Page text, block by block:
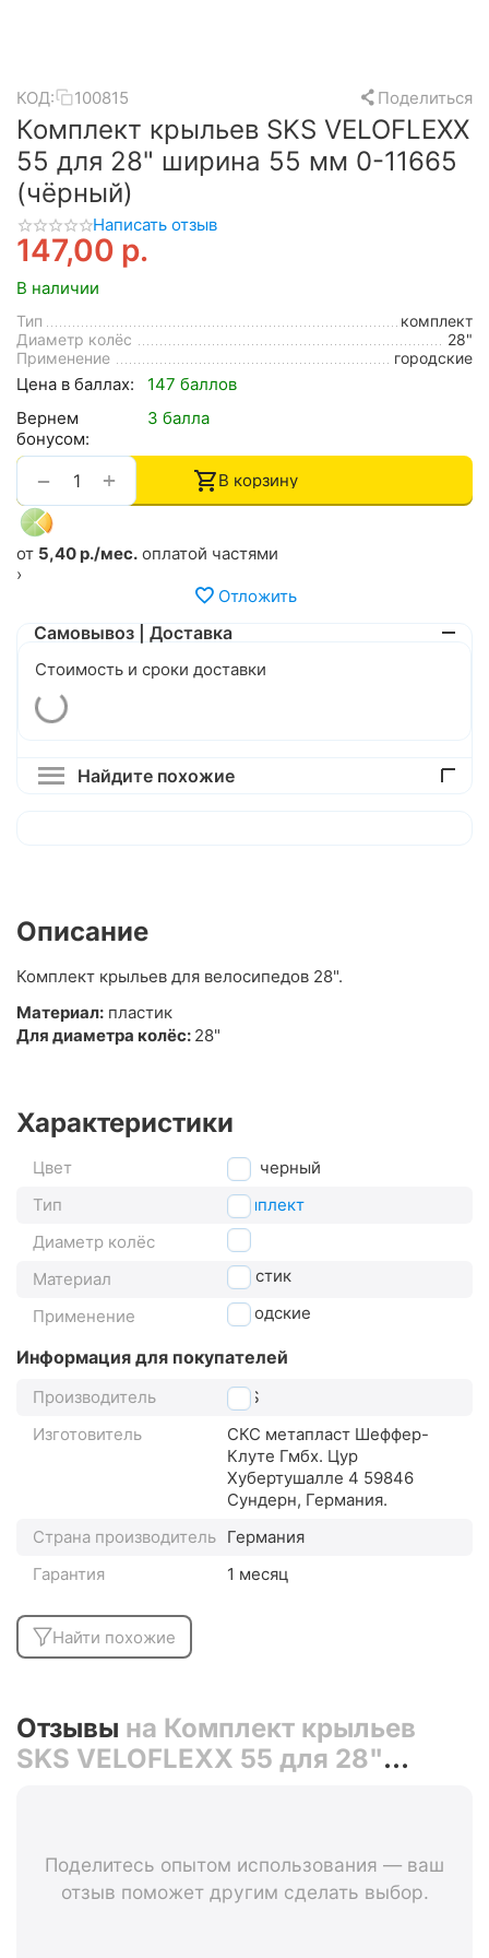
КОД: 100815 Поделиться
Комплект крыльев SKS VELOFLEXX
55 для 28" ширина 55 мм 0-11665
(чёрный)
Написать отзыв
147,00 р.
В наличии
Тип
комплект
Диаметр колёс
28"
Применение
городские
Цена в баллах:
147 баллов
Вернем
бонусом:
3 балла
+
− В корзину
от 5,40 р./мес. оплатой частями
›
Отложить
Самовывоз | Доставка
Стоимость и сроки доставки
Найдите похожие
Описание
Комплект крыльев для велосипедов 28".
Материал: пластик
Для диаметра колёс: 28"
Характеристики
Цвет
черный
Тип
комплект
Диаметр колёс
28"
Материал
пластик
Применение
городские
Информация для покупателей
Производитель
SKS
Изготовитель
СКС метапласт Шеффер-
Клуте Гмбх. Цур
Хубертушалле 4 59846
Сундерн, Германия.
Страна производитель Германия
Гарантия
1 месяц
Найти похожие
Отзывы на Комплект крыльев
SKS VELOFLEXX 55 для 28"
Поделитесь опытом использования — ваш
отзыв поможет другим сделать выбор.